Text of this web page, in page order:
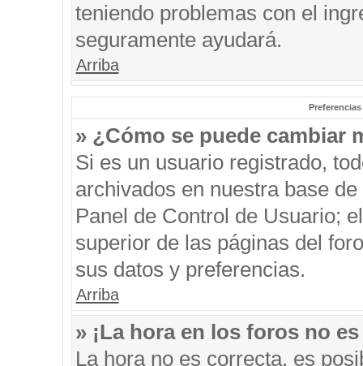
teniendo problemas con el
seguramente ayudará.
Arriba
» ¿Cómo se puede cambiar
Si es un usuario registrado,
archivados en nuestra base
Panel de Control de Usuario;
superior de las páginas del
sus datos y preferencias.
Arriba
» ¡La hora en los foros no
La hora no es correcta, es